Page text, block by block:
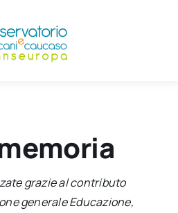
grazie al contributo
generale Educazione,